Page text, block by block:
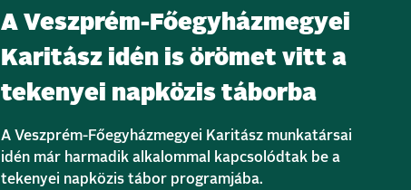
A Veszprém-Főegyházmegyei
Karitász idén is örömet vitt a
tekenyei napközis táborba
A Veszprém-Főegyházmegyei Karitász munkatársai
idén már harmadik alkalommal kapcsolódtak be a
tekenyei napközis tábor programjába.